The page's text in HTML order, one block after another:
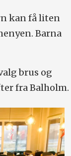
kan få liten
Barna
brus og
fra Balholm.